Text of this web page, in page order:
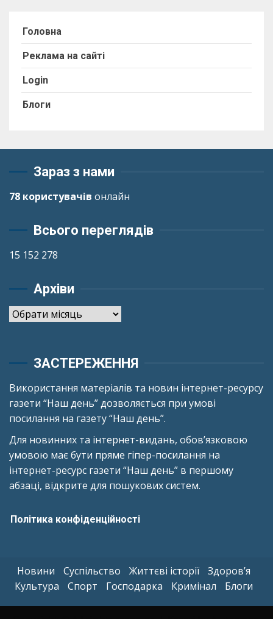
Головна
Реклама на сайті
Login
Блоги
Зараз з нами
78 користувачів онлайн
Всього переглядів
15 152 278
Архіви
Архіви
ЗАСТЕРЕЖЕННЯ
Використання матеріалів та новин інтернет-ресурсу
газети “Наш день” дозволяється при умові
посилання на газету “Наш день”.
Для новинних та інтернет-видань, обов’язковою
умовою має бути пряме гіпер-посилання на
інтернет-ресурс газети “Наш день” в першому
абзаці, відкрите для пошукових систем.
Політика конфіденційності
Новини Суспільство Життєві історії
Здоров’я
Культура
Спорт Господарка Кримінал Блоги